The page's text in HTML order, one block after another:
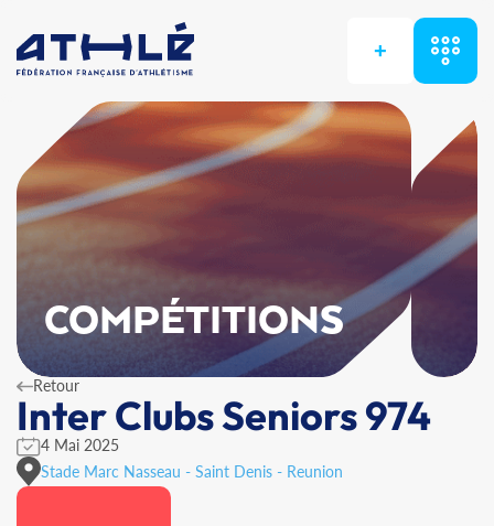
+
COMPÉTITIONS
Retour
Inter Clubs Seniors 974
4 Mai 2025
Stade Marc Nasseau - Saint Denis - Reunion